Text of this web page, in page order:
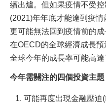
續出爐。但如果疫情不受
(2021)年年底才能達到疫
更可能無法回到疫情前的
在OECD的全球經濟成長預
全球今年的成長率可能高達
今年需關注的四個投資主題
可能再度出現金融壓迫